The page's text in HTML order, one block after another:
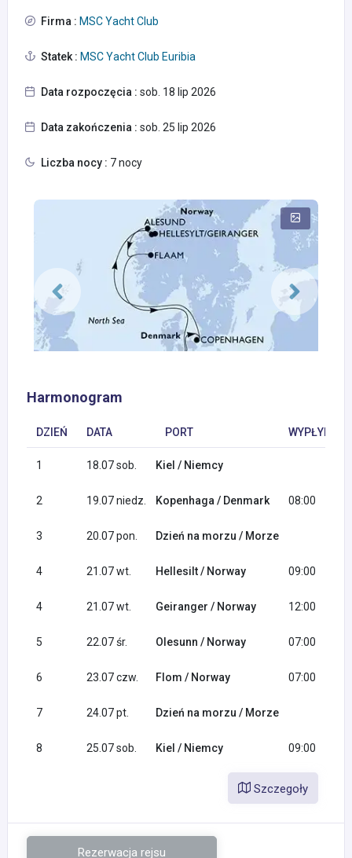
Firma : MSC Yacht Club
Statek : MSC Yacht Club Euribia
Data rozpoczęcia : sob. 18 lip 2026
Data zakończenia : sob. 25 lip 2026
Liczba nocy : 7 nocy
Harmonogram
DZIEŃ DATA PORT
1 18.07 sob. Kiel / Niemcy
2 19.07 niedz. Kopenhaga / Denmark 08:00
3 20.07 pon. Dzień na morzu / Morze
4 21.07 wt. Hellesilt / Norway 09:00
4 21.07 wt. Geiranger / Norway 12:00
5 22.07 śr. Olesunn / Norway 07:00
6 23.07 czw. Flom / Norway 07:00
7 24.07 pt. Dzień na morzu / Morze
8 25.07 sob. Kiel / Niemcy 09:00
Szczegoły
Rezerwacja rejsu